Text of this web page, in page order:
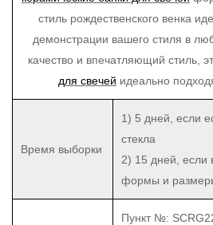
стиль рождественского венка
демонстрации вашего стиля в
качество и впечатляющий стиль,
для свечей идеально
Время выборки
1) 5 дней, если
стекла
2) 15 дней,
формы и
Пункт №: